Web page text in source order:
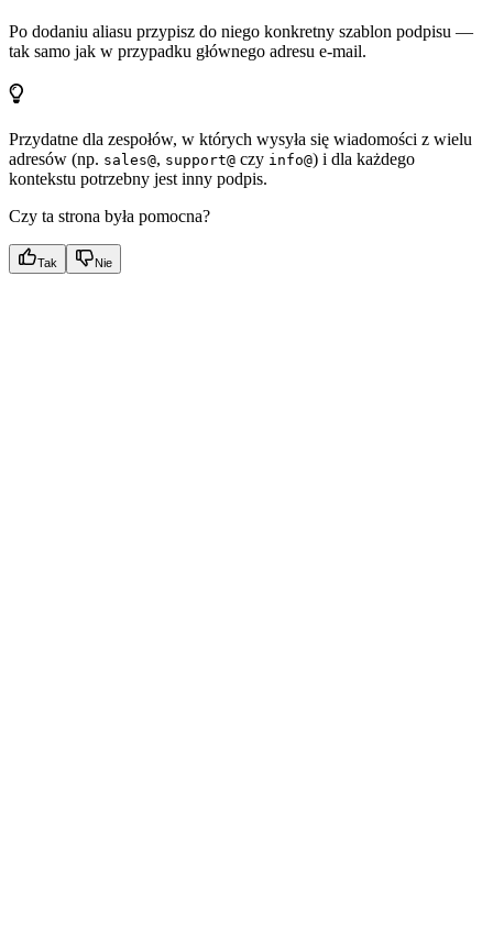
Po dodaniu aliasu przypisz do niego konkretny szablon podpisu —
tak samo jak w przypadku głównego adresu e-mail.
Przydatne dla zespołów, w których wysyła się wiadomości z wielu
adresów (np. sales@, support@ czy info@) i dla każdego
kontekstu potrzebny jest inny podpis.
Czy ta strona była pomocna?
Tak Nie